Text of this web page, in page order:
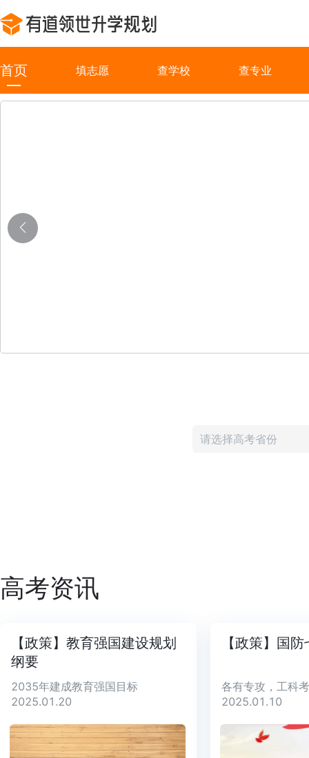
首页 填志愿 查学校 查专业
请选择高考省份
高考资讯
【政策】教育强国建设规划
纲要
2035年建成教育强国目标
2025.01.20
【政策】国
2025.01.10